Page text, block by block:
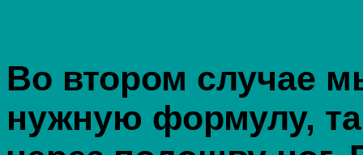
Во втором случае
нужную формулу,